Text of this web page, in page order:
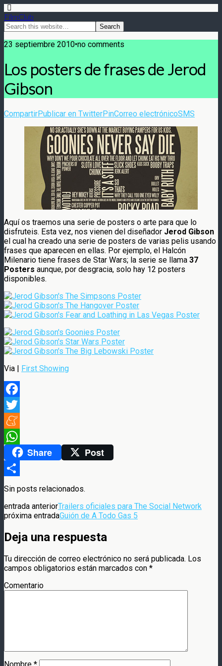
FilmClub
23 septiembre 2010•no comments
Los posters de frases de Jerod
Gibson
CompartirPublicar en TwitterPinCorreo electrónicoSMS
Aquí os traemos una serie de posters o arte para que lo
disfruteis. Esta vez, nos vienen del diseñador Jerod Gibson
el cual ha creado una serie de posters de varias pelis usando
frases que aparecen en ellas. Por ejemplo, el Halcón
Milenario tiene frases de Star Wars; la serie se llama 37
Posters aunque, por desgracia, solo hay 12 posters
disponibles.
Via | First Showing
Facebook
Twitter
Meneame
WhatsAppShare Post
Compartir
Sin posts relacionados.
entrada anteriorTrailers oficiales para The Social Network
próxima entradaGuión de A Todo Gas 5
Deja una respuesta
Tu dirección de correo electrónico no será publicada. Los
campos obligatorios están marcados con *
Comentario
Nombre *